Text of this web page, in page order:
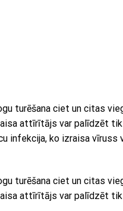
turēšana ciet un citas
attīrītājs var palīdzēt
infekcija, ko izraisa vīruss
turēšana ciet un citas
attīrītājs var palīdzēt